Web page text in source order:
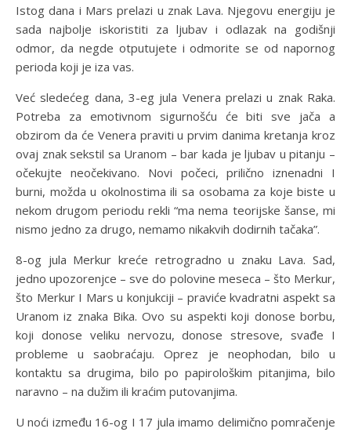
Istog dana i Mars prelazi u znak Lava. Njegovu energiju je
sada najbolje iskoristiti za ljubav i odlazak na godišnji
odmor, da negde otputujete i odmorite se od napornog
perioda koji je iza vas.
Već sledećeg dana, 3-eg jula Venera prelazi u znak Raka.
Potreba za emotivnom sigurnošću će biti sve jača a
obzirom da će Venera praviti u prvim danima kretanja kroz
ovaj znak sekstil sa Uranom – bar kada je ljubav u pitanju –
očekujte neočekivano. Novi počeci, prilično iznenadni I
burni, možda u okolnostima ili sa osobama za koje biste u
nekom drugom periodu rekli “ma nema teorijske šanse, mi
nismo jedno za drugo, nemamo nikakvih dodirnih tačaka”.
8-og jula Merkur kreće retrogradno u znaku Lava. Sad,
jedno upozorenjce – sve do polovine meseca – što Merkur,
što Merkur I Mars u konjukciji – praviće kvadratni aspekt sa
Uranom iz znaka Bika. Ovo su aspekti koji donose borbu,
koji donose veliku nervozu, donose stresove, svađe I
probleme u saobraćaju. Oprez je neophodan, bilo u
kontaktu sa drugima, bilo po papirološkim pitanjima, bilo
naravno – na dužim ili kraćim putovanjima.
U noći između 16-og I 17 jula imamo delimično pomračenje